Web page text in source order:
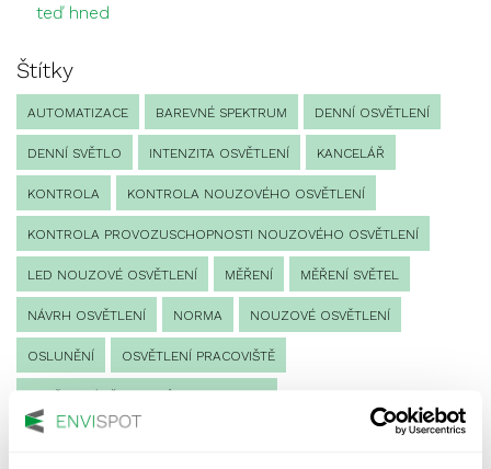
teď hned
Štítky
AUTOMATIZACE BAREVNÉ SPEKTRUM DENNÍ OSVĚTLENÍ
DENNÍ SVĚTLO INTENZITA OSVĚTLENÍ KANCELÁŘ
KONTROLA KONTROLA NOUZOVÉHO OSVĚTLENÍ
KONTROLA PROVOZUSCHOPNOSTI NOUZOVÉHO OSVĚTLENÍ
LED NOUZOVÉ OSVĚTLENÍ MĚŘENÍ MĚŘENÍ SVĚTEL
NÁVRH OSVĚTLENÍ NORMA NOUZOVÉ OSVĚTLENÍ
OSLUNĚNÍ OSVĚTLENÍ PRACOVIŠTĚ
OSVĚTLENÍ SPORTOVIŠŤ